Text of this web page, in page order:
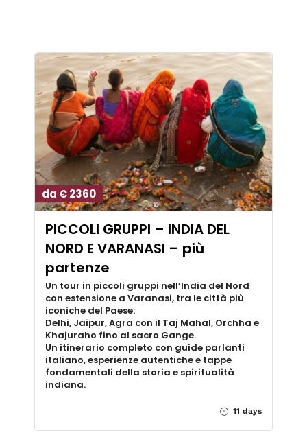
da € 2360
PICCOLI GRUPPI – INDIA DEL
NORD E VARANASI – più
partenze
Un tour in piccoli gruppi nell’India del Nord
con estensione a Varanasi, tra le città più
iconiche del Paese:
Delhi, Jaipur, Agra con il Taj Mahal, Orchha e
Khajuraho fino al sacro Gange.
Un itinerario completo con guide parlanti
italiano, esperienze autentiche e tappe
fondamentali della storia e spiritualità
indiana.
11 days